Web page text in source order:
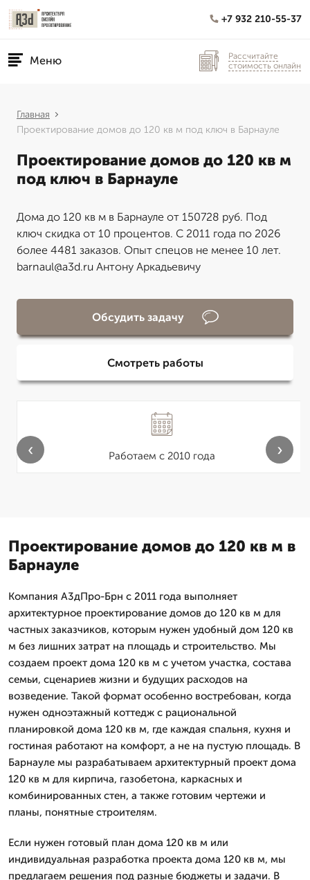
+7 932 210-55-37
Меню
Рассчитайте
стоимость онлайн
Главная
Проектирование домов до 120 кв м под ключ в Барнауле
Проектирование домов до 120 кв м
под ключ в Барнауле
Дома до 120 кв м в Барнауле от 150728 руб. Под
ключ скидка от 10 процентов. С 2011 года по 2026
более 4481 заказов. Опыт спецов не менее 10 лет.
barnaul@a3d.ru Антону Аркадьевичу
Обсудить задачу
Смотреть работы
Работаем с 2010 года
‹ ›
Проектирование домов до 120 кв м в
Барнауле
Компания А3дПро-Брн с 2011 года выполняет
архитектурное проектирование домов до 120 кв м для
частных заказчиков, которым нужен удобный дом 120 кв
м без лишних затрат на площадь и строительство. Мы
создаем проект дома 120 кв м с учетом участка, состава
семьи, сценариев жизни и будущих расходов на
возведение. Такой формат особенно востребован, когда
нужен одноэтажный коттедж с рациональной
планировкой дома 120 кв м, где каждая спальня, кухня и
гостиная работают на комфорт, а не на пустую площадь. В
Барнауле мы разрабатываем архитектурный проект дома
120 кв м для кирпича, газобетона, каркасных и
комбинированных стен, а также готовим чертежи и
планы, понятные строителям.
Если нужен готовый план дома 120 кв м или
индивидуальная разработка проекта дома 120 кв м, мы
предлагаем решения под разные бюджеты и задачи. В